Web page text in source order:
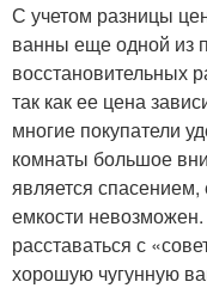
С учетом разницы
ванны еще одной из
восстановительных
так как ее цена
многие покупатели
комнаты большое
является
емкости
расставаться с
хорошую чугунную